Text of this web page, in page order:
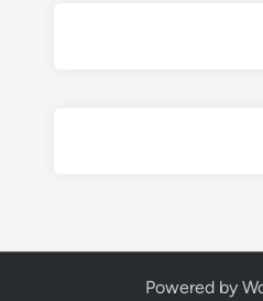
Powered by